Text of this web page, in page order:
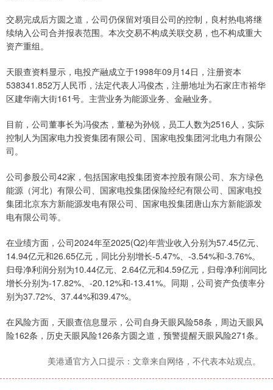
交易完成后方圆之道，公司仍保留对项目公司的控制，良村热电将继
续纳入公司合并报表范围。本次交易不构成关联交易，也不构成重大
资产重组。
天眼查资料显示，电投产融成立于1998年09月14日，注册资本
538341.852万人民币，法定代表人冯俊杰，注册地址为石家庄市裕华
区建华南大街161号。主营业务为能源业务、金融业务。
目前，公司董事长为冯俊杰，董秘为孙锐，员工人数为2516人，实际
控制人为国家电力投资集团有限公司、国家电投集团河北电力有限公
司。
公司参股公司42家，包括国家电投集团资本控股有限公司、东方绿色
能源（河北）有限公司、国家电投集团保险经纪有限公司、国家电投
集团北京东方新能源发电有限公司、国家电投集团唐山东方新能源发
电有限公司等。
在业绩方面，公司2024年至2025(Q2)年营业收入分别为57.45亿元、
14.94亿元和26.65亿元，同比分别增长-5.47%、-3.54%和-3.76%。
归母净利润分别为10.44亿元、2.64亿元和4.59亿元，归母净利润同比
增长分别为-17.82%、-20.12%和-13.41%。同期，公司资产负债率分
别为37.72%、37.44%和39.47%。
在风险方面，天眼查信息显示，公司自身天眼风险58条，周边天眼风
险162条，历史天眼风险126条方圆之道，预警提醒天眼风险271条。
美港通官方入口提示：文章来自网络，不代表本站观点。